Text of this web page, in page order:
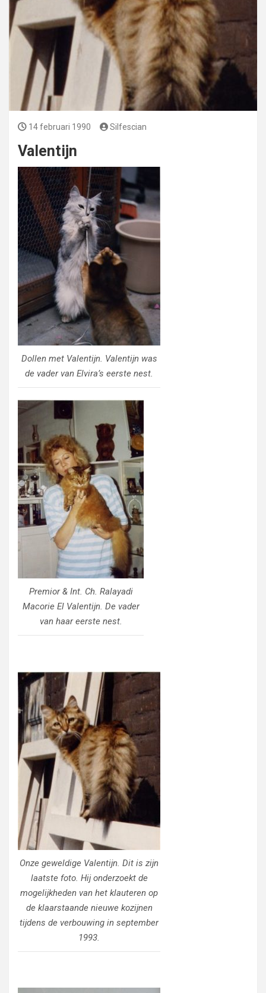
14 februari 1990 Silfescian
Valentijn
Dollen met Valentijn. Valentijn was
de vader van Elvira’s eerste nest.
Premior & Int. Ch. Ralayadi
Macorie El Valentijn. De vader
van haar eerste nest.
Onze geweldige Valentijn. Dit is zijn
laatste foto. Hij onderzoekt de
mogelijkheden van het klauteren op
de klaarstaande nieuwe kozijnen
tijdens de verbouwing in september
1993.